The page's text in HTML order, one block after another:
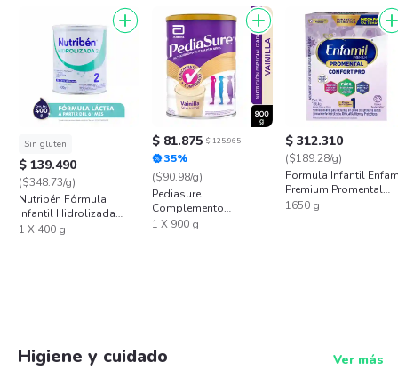
Sin gluten
$ 139.490
($348.73/g)
Nutribén Fórmula
Infantil Hidrolizada
Etapa 2
1 X 400 g
$ 81.875 $ 125.965
35%
($90.98/g)
Pediasure
Complemento
Alimenticio
1 X 900 g
$ 312.310
($189.28/g)
Formula Infantil
Premium Promental
Confort Pro 1650 g
1650 g
Higiene y cuidado Ver más